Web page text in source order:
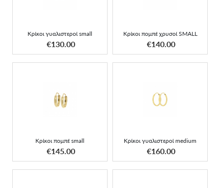
Κρίκοι γυαλιστεροί small
€130.00
ΑΠΟΚΤΗΣΕ ΤΟ
Κρίκοι πομπέ χρυσοί SMALL
€140.00
ΑΠΟΚΤΗΣΕ ΤΟ
Κρίκοι πομπέ small
€145.00
Κρίκοι πομπέ small
ΑΠΟΚΤΗΣΕ ΤΟ
Κρίκοι γυαλιστεροί medium
€160.00
Κρίκοι γυαλιστεροί
medium
ΑΠΟΚΤΗΣΕ ΤΟ